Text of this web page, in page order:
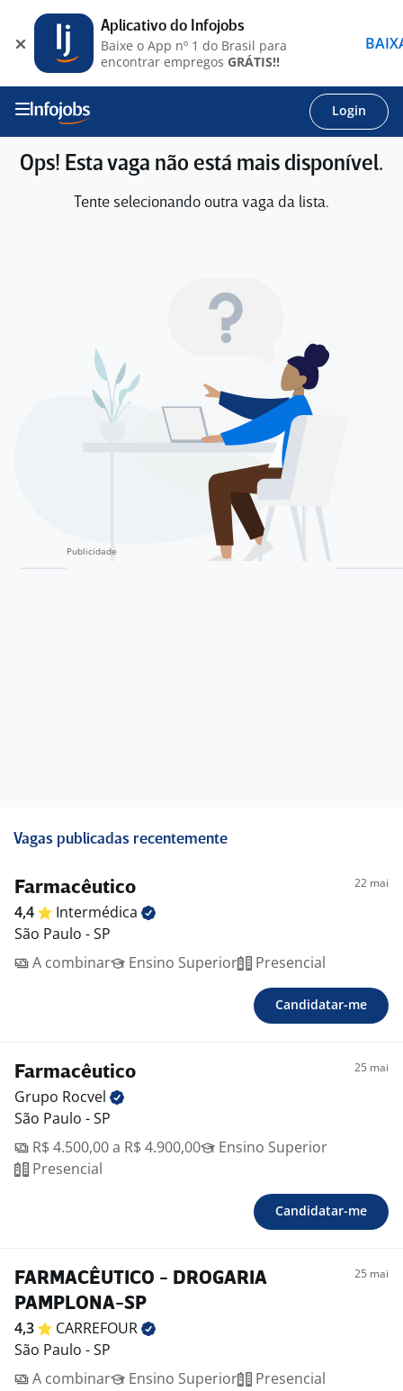
Login
Ops! Esta vaga não está mais disponível.
Tente selecionando outra vaga da lista.
Vagas publicadas recentemente
Farmacêutico 22 mai
4,4
Intermédica
São Paulo - SP
A combinar
Ensino Superior Presencial
Candidatar-me
Farmacêutico 25 mai
Grupo Rocvel
São Paulo - SP
R$ 4.500,00 a R$ 4.900,00
Ensino Superior
Presencial
Candidatar-me
FARMACÊUTICO - DROGARIA
PAMPLONA-SP
25 mai
4,3
CARREFOUR
São Paulo - SP
A combinar
Ensino Superior Presencial
Aplicativo do Infojobs
Baixe o App nº 1 do Brasil para
encontrar empregos GRÁTIS!!